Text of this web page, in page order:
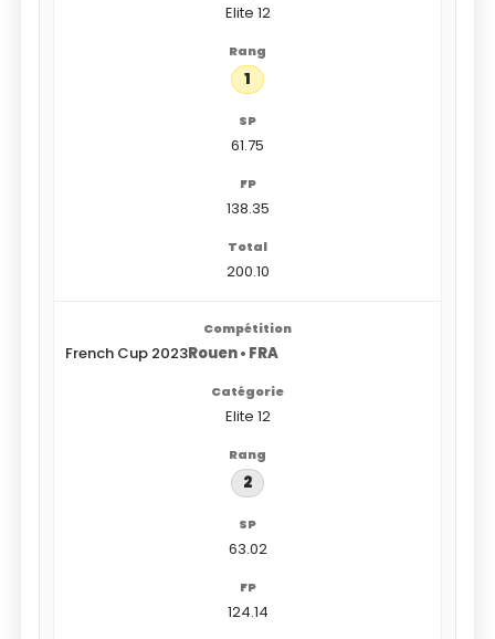
Elite 12
1
61.75
138.35
200.10
French Cup 2023Rouen • FRA
Elite 12
2
63.02
124.14